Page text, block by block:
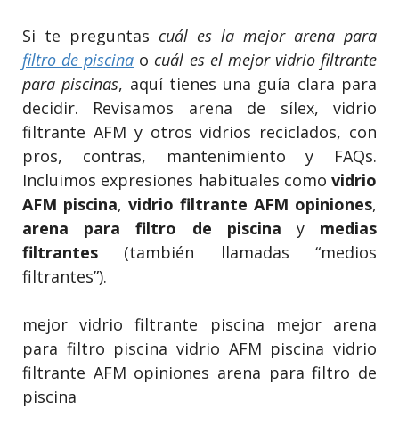
Si te preguntas cuál es la mejor arena para
filtro de piscina o cuál es el mejor vidrio filtrante
para piscinas, aquí tienes una guía clara para
decidir. Revisamos arena de sílex, vidrio
filtrante AFM y otros vidrios reciclados, con
pros, contras, mantenimiento y FAQs.
Incluimos expresiones habituales como vidrio
AFM piscina, vidrio filtrante AFM opiniones,
arena para filtro de piscina y medias
filtrantes (también llamadas “medios
filtrantes”).
mejor vidrio filtrante piscina
mejor arena
para filtro piscina vidrio AFM piscina vidrio
filtrante AFM opiniones arena para filtro de
piscina